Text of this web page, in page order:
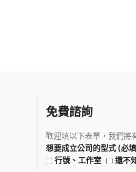
免費諮詢
歡迎填以下表單，我們將
想要成立公司的型式 (必
行號、工作室
還不